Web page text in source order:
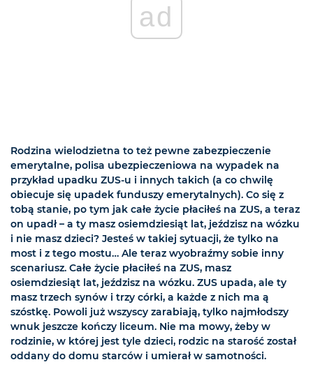
ad
Rodzina wielodzietna to też pewne zabezpieczenie
emerytalne, polisa ubezpieczeniowa na wypadek na
przykład upadku ZUS-u i innych takich (a co chwilę
obiecuje się upadek funduszy emerytalnych). Co się z
tobą stanie, po tym jak całe życie płaciłeś na ZUS, a teraz
on upadł – a ty masz osiemdziesiąt lat, jeździsz na wózku
i nie masz dzieci? Jesteś w takiej sytuacji, że tylko na
most i z tego mostu… Ale teraz wyobraźmy sobie inny
scenariusz. Całe życie płaciłeś na ZUS, masz
osiemdziesiąt lat, jeździsz na wózku. ZUS upada, ale ty
masz trzech synów i trzy córki, a każde z nich ma ą
szóstkę. Powoli już wszyscy zarabiają, tylko najmłodszy
wnuk jeszcze kończy liceum. Nie ma mowy, żeby w
rodzinie, w której jest tyle dzieci, rodzic na starość został
oddany do domu starców i umierał w samotności.